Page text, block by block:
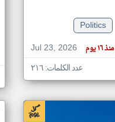
Politics
Jul 23, 2026
منذ ١٦ يوم
عدد الكلمات: ٢١٦